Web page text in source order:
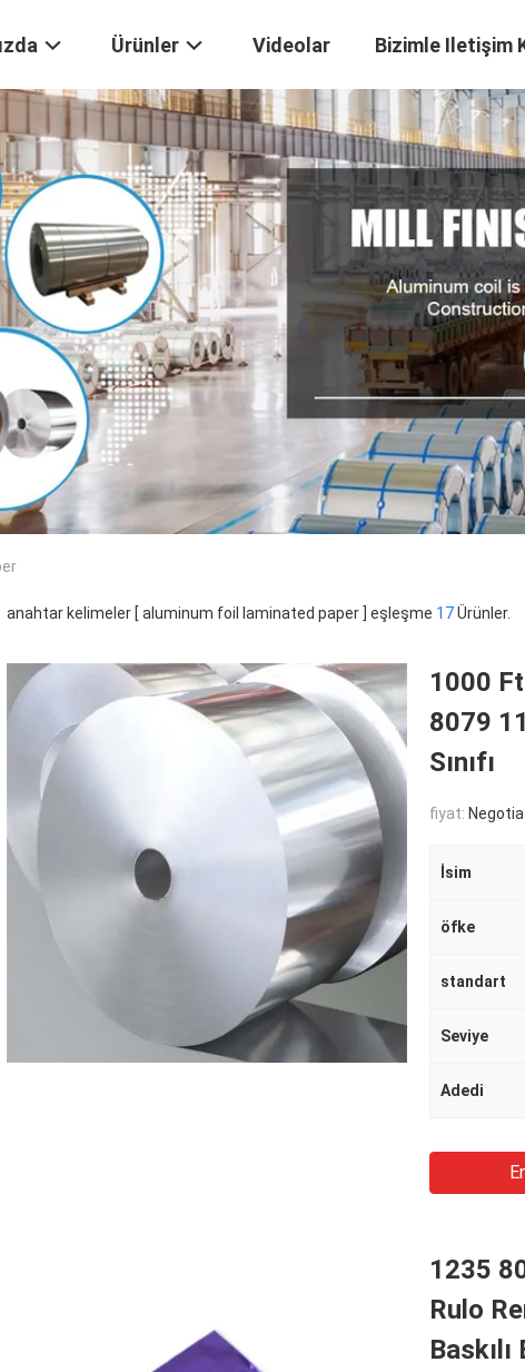
Ürünler Videolar Bizimle Iletişim
anahtar kelimeler [ aluminum foil laminated paper ] eşleşme 17Ürünler.
1000
8079
Sınıfı
fiyat:
İsim
öfke
standart
Seviye
Adedi
1235
Rulo